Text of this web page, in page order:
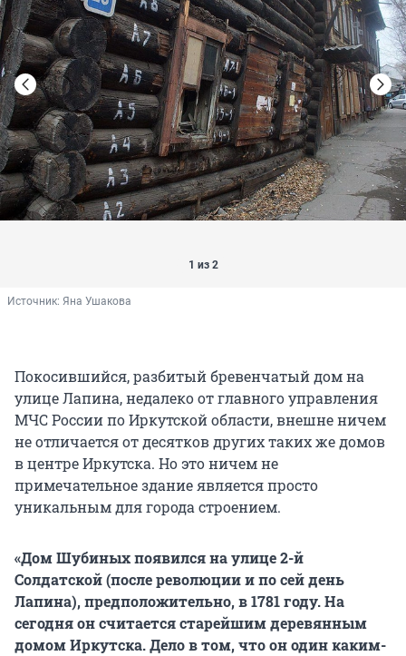
1 из 2
Источник: Яна Ушакова
Покосившийся, разбитый бревенчатый дом на
улице Лапина, недалеко от главного управления
МЧС России по Иркутской области, внешне ничем
не отличается от десятков других таких же домов
в центре Иркутска. Но это ничем не
примечательное здание является просто
уникальным для города строением.
«Дом Шубиных появился на улице 2-й
Солдатской (после революции и по сей день
Лапина), предположительно, в 1781 году. На
сегодня он считается старейшим деревянным
домом Иркутска. Дело в том, что он один каким-